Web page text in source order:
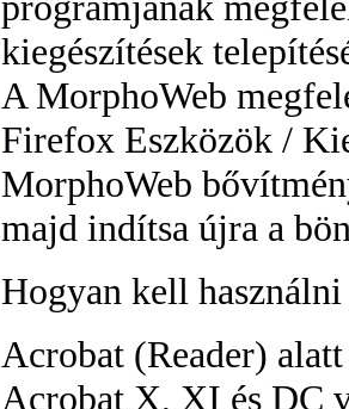
kiegészítések
A MorphoWeb
Firefox Eszközök /
MorphoWeb
majd indítsa újra a
Hogyan kell
Acrobat (Reader)
Acrobat X, XI és DC